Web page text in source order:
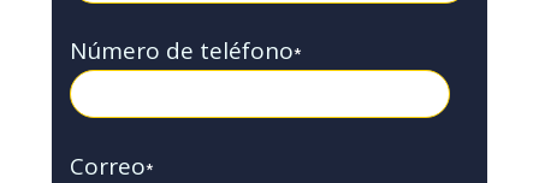
Número de teléfono*
Correo*